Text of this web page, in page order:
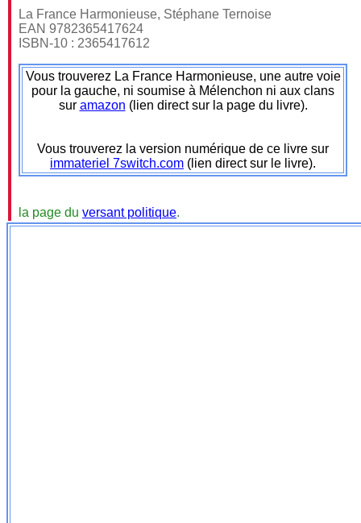
La France Harmonieuse, Stéphane Ternoise
EAN 9782365417624
ISBN-10 : 2365417612
Vous trouverez La France Harmonieuse, une autre voie
pour la gauche, ni soumise à Mélenchon ni aux clans
sur amazon (lien direct sur la page du livre).
Vous trouverez la version numérique de ce livre sur
immateriel 7switch.com (lien direct sur le livre).
la page du versant politique.